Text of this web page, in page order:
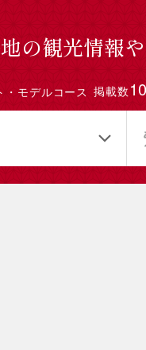
の観光情報
モデルコース 掲載数